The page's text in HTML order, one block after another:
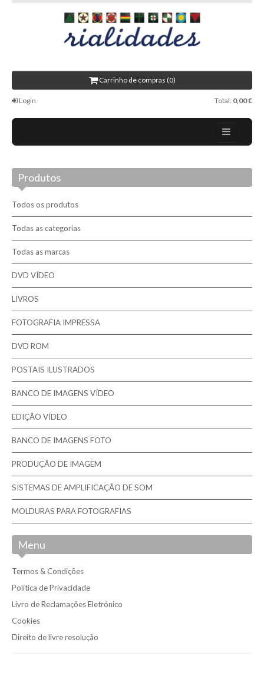
Carrinho de compras (0)
Login Total: 0,00 €
Sobre nós
Rialidades
Promoções
Novidades
Contactos
Pesquisar
Produtos
Todos os produtos
Todas as categorias
Todas as marcas
DVD VÍDEO
LIVROS
FOTOGRAFIA IMPRESSA
DVD ROM
POSTAIS ILUSTRADOS
BANCO DE IMAGENS VÍDEO
EDIÇÃO VÍDEO
BANCO DE IMAGENS FOTO
PRODUÇÃO DE IMAGEM
SISTEMAS DE AMPLIFICAÇÃO DE SOM
MOLDURAS PARA FOTOGRAFIAS
Menu
Termos & Condições
Política de Privacidade
Livro de Reclamações Eletrónico
Cookies
Direito de livre resolução